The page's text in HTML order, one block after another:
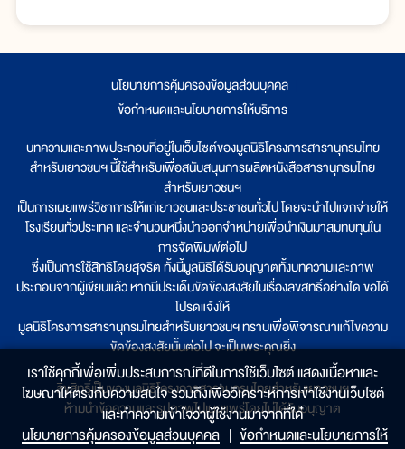
นโยบายการคุ้มครองข้อมูลส่วนบุคคล
ข้อกำหนดและนโยบายการให้บริการ
บทความและภาพประกอบที่อยู่ในเว็บไซต์ของมูลนิธิโครงการสารานุกรมไทย
สำหรับเยาวชนฯ นี้ใช้สำหรับเพื่อสนับสนุนการผลิตหนังสือสารานุกรมไทย
สำหรับเยาวชนฯ
เป็นการเผยแพร่วิชาการให้แก่เยาวชนและประชาชนทั่วไป โดยจะนำไปแจกจ่ายให้
โรงเรียนทั่วประเทศ และจำนวนหนึ่งนำออกจำหน่ายเพื่อนำเงินมาสมทบทุนใน
การจัดพิมพ์ต่อไป
ซึ่งเป็นการใช้สิทธิโดยสุจริต ทั้งนี้มูลนิธิได้รับอนุญาตทั้งบทความและภาพ
ประกอบจากผู้เขียนแล้ว หากมีประเด็นขัดข้องสงสัยในเรื่องลิขสิทธิ์อย่างใด ขอได้
โปรดแจ้งให้
มูลนิธิโครงการสารานุกรมไทยสำหรับเยาวชนฯ ทราบเพื่อพิจารณาแก้ไขความ
ขัดข้องสงสัยนั้นต่อไป จะเป็นพระคุณยิ่ง
ลิขสิทธิ์เป็นของมูลนิธิโครงการสารานุกรมไทยสำหรับเยาวชนฯ
ห้ามนำข้อความและรูปภาพไปเผยแพร่โดยไม่ได้รับอนุญาต
เราใช้คุกกี้เพื่อเพิ่มประสบการณ์ที่ดีในการใช้เว็บไซต์ แสดงเนื้อหาและ
โฆษณาให้ตรงกับความสนใจ รวมถึงเพื่อวิเคราะห์การเข้าใช้งานเว็บไซต์
และทำความเข้าใจว่าผู้ใช้งานมาจากที่ใด๋
นโยบายการคุ้มครองข้อมูลส่วนบุคคล | ข้อกำหนดและนโยบายการให้